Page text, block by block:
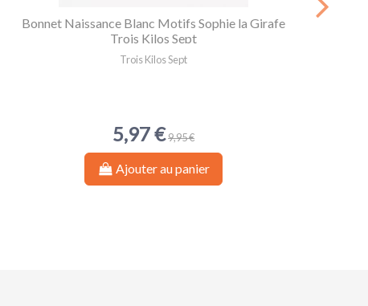
Bonnet Naissance Blanc Motifs Sophie la Girafe
Trois Kilos Sept
Trois Kilos Sept
5,97 €9,95 €
Ajouter au panier